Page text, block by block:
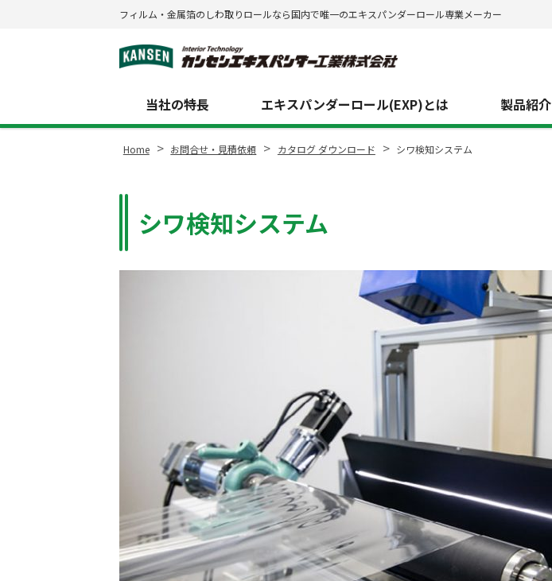
フィルム・金属箔のしわ取りロールなら国内で唯一のエキスパンダーロール専業メーカー
当社の特長 エキスパンダーロール(EXP)とは 製品紹介
Home > お問合せ・見積依頼 > カタログ ダウンロード > シワ検知システム
シワ検知システム